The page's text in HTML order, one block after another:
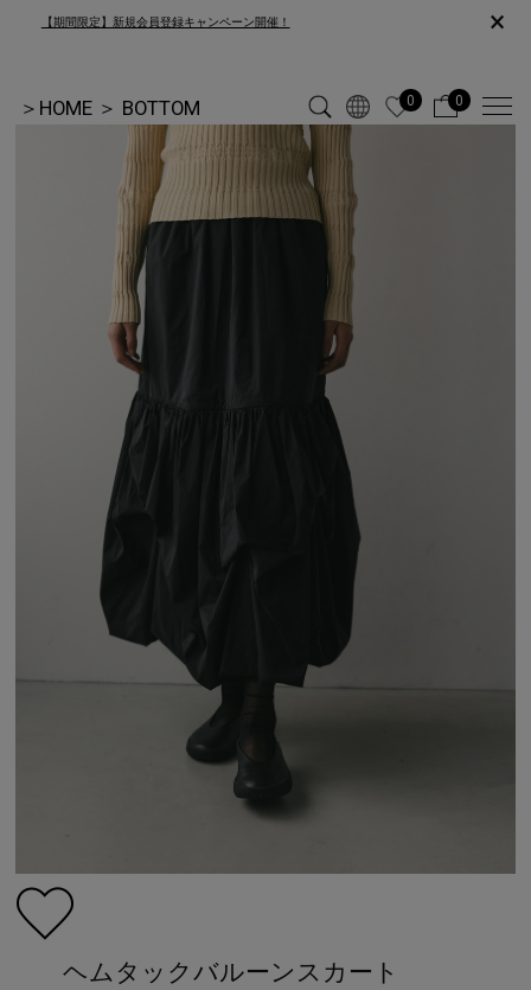
【期間限定】新規会員登録キャンペーン開催！ ×
＞ HOME ＞ BOTTOM 0 0
ヘムタックバルーンスカート